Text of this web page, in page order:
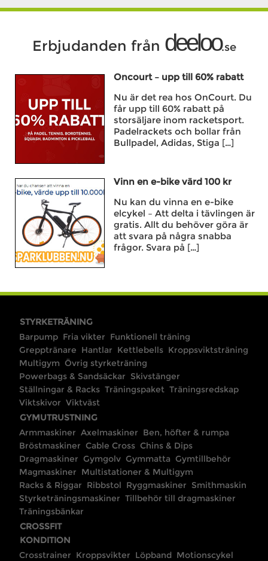
Erbjudanden från deeloo.se
Oncourt – upp till 60% rabatt
Nu är det rea hos OnCourt. Du
får upp till 60% rabatt på
storsäljare inom racketsport.
Padelrackets och bollar från
Bullpadel, Adidas, Stiga […]
Vinn en e-bike värd 100 kr
Nu kan du vinna en e-bike
elcykel – Att delta i tävlingen är
gratis. Allt du behöver göra är
att svara på några snabba
frågor. Svara på […]
STYRKETRÄNING
Barpump Fria vikter Funktionell träning
Grepptränare Hantlar Kettlebells Kroppsviktsträning
Multigym Övrig styrketräning
Powerbags & Sandsäckar Skivstänger
Ställningar & Racks Träningspaket Träningsredskap
Viktskivor Viktväst
GYMUTRUSTNING
Armmaskiner Axelmaskiner Ben, höfter & rumpa
Bröstmaskiner Cable Cross Chins & Dips
Dragmaskiner Gymgolv Gymmatta Gymtillbehör
Magmaskiner Multistationer & Multigym
Racks & Riggar Ribbstol Ryggmaskiner Smithmaskin
Styrketräningsmaskiner Tillbehör till dragmaskiner
Träningsbänkar
CROSSFIT
KONDITION
Crosstrainer Kroppsvikter Löpband Motionscykel